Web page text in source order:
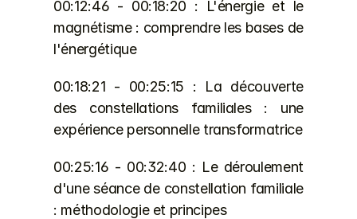
00:12:46 - 00:18:20 : L'énergie et le
magnétisme : comprendre les bases de
l'énergétique
00:18:21 - 00:25:15 : La découverte
des constellations familiales : une
expérience personnelle transformatrice
00:25:16 - 00:32:40 : Le déroulement
d'une séance de constellation familiale
: méthodologie et principes